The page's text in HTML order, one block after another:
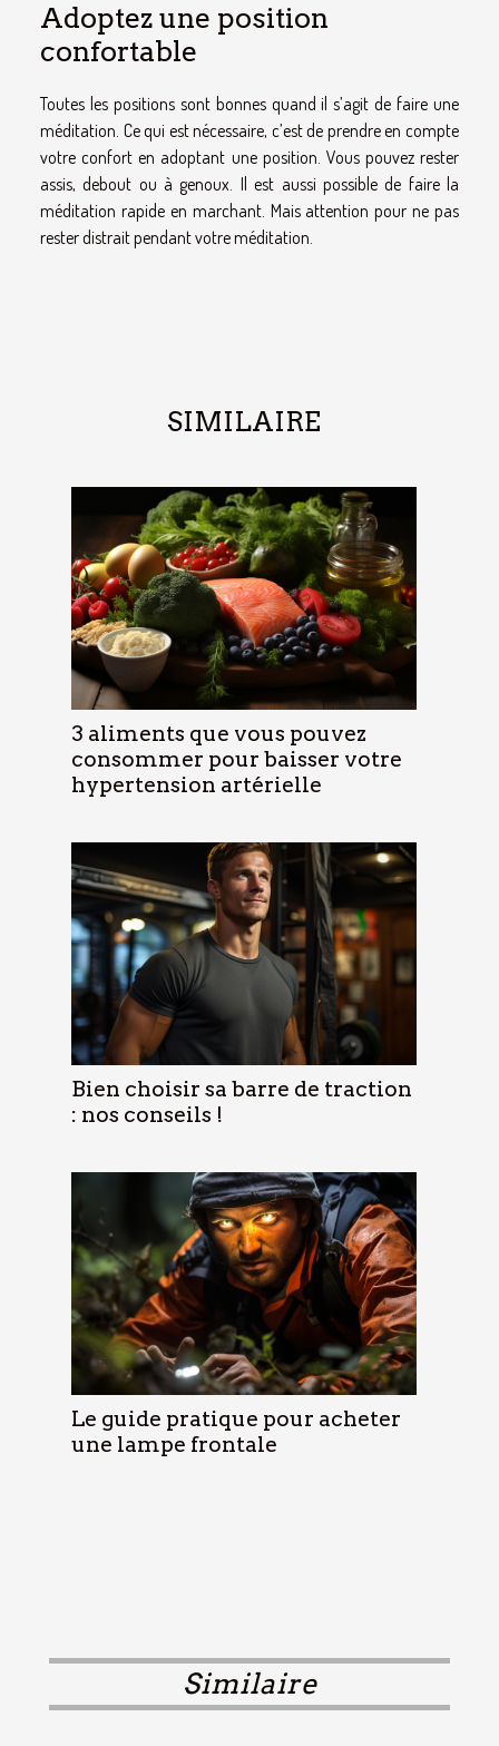
Adoptez une position
confortable
Toutes les positions sont bonnes quand il s’agit de faire une
méditation. Ce qui est nécessaire, c’est de prendre en compte
votre confort en adoptant une position. Vous pouvez rester
assis, debout ou à genoux. Il est aussi possible de faire la
méditation rapide en marchant. Mais attention pour ne pas
rester distrait pendant votre méditation.
SIMILAIRE
3 aliments que vous pouvez
consommer pour baisser votre
hypertension artérielle
Bien choisir sa barre de traction
: nos conseils !
Le guide pratique pour acheter
une lampe frontale
Similaire